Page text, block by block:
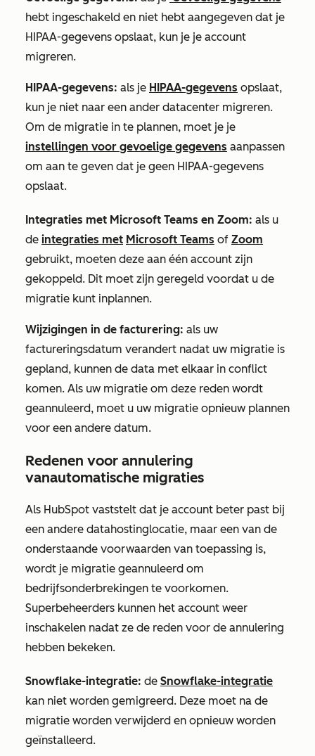
hebt ingeschakeld en niet hebt aangegeven dat je
HIPAA-gegevens opslaat, kun je je account
migreren.
HIPAA-gegevens: als je HIPAA-gegevens opslaat,
kun je niet naar een ander datacenter migreren.
Om de migratie in te plannen, moet je je
instellingen voor gevoelige gegevens aanpassen
om aan te geven dat je geen HIPAA-gegevens
opslaat.
Integraties met Microsoft Teams en Zoom: als u
de integraties met Microsoft Teams of Zoom
gebruikt, moeten deze aan één account zijn
gekoppeld. Dit moet zijn geregeld voordat u de
migratie kunt inplannen.
Wijzigingen in de facturering: als uw
factureringsdatum verandert nadat uw migratie is
gepland, kunnen de data met elkaar in conflict
komen. Als uw migratie om deze reden wordt
geannuleerd, moet u uw migratie opnieuw plannen
voor een andere datum.
Redenen voor annulering
vanautomatische migraties
Als HubSpot vaststelt dat je account beter past bij
een andere datahostinglocatie, maar een van de
onderstaande voorwaarden van toepassing is,
wordt je migratie geannuleerd om
bedrijfsonderbrekingen te voorkomen.
Superbeheerders kunnen het account weer
inschakelen nadat ze de reden voor de annulering
hebben bekeken.
Snowflake-integratie: de Snowflake-integratie
kan niet worden gemigreerd. Deze moet na de
migratie worden verwijderd en opnieuw worden
geïnstalleerd.